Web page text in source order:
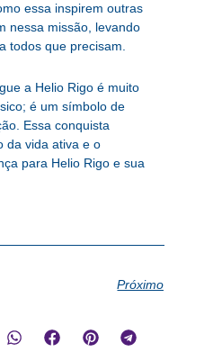
essa inspirem outras
nessa missão, levando
todos que precisam.
a Helio Rigo é muito
é um símbolo de
Essa conquista
da vida ativa e o
para Helio Rigo e sua
Próximo